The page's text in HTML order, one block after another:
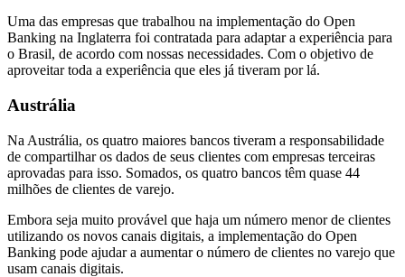
Uma das empresas que trabalhou na implementação do Open
Banking na Inglaterra foi contratada para adaptar a experiência para
o Brasil, de acordo com nossas necessidades. Com o objetivo de
aproveitar toda a experiência que eles já tiveram por lá.
Austrália
Na Austrália, os quatro maiores bancos tiveram a responsabilidade
de compartilhar os dados de seus clientes com empresas terceiras
aprovadas para isso. Somados, os quatro bancos têm quase 44
milhões de clientes de varejo.
Embora seja muito provável que haja um número menor de clientes
utilizando os novos canais digitais, a implementação do Open
Banking pode ajudar a aumentar o número de clientes no varejo que
usam canais digitais.